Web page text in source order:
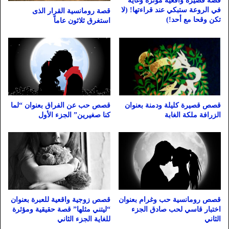
في الروعة ستبكي عند قراءتها! (لا
تكن وقحا مع أحد!)
قصة رومانسية القرار الذى
استغرق ثلاثون عاماً
قصص قصيرة كليلة ودمنة بعنوان
الزرافة ملكة الغابة
قصص حب عن الفراق بعنوان “لما
كنا صغيرين” الجزء الأول
قصص رومانسية حب وغرام بعنوان
اختبار قاسي لحب صادق الجزء
الثاني
قصص زوجية واقعية للعبرة بعنوان
“ليتني مثلها” قصة حقيقية ومؤثرة
للغاية الجزء الثاني